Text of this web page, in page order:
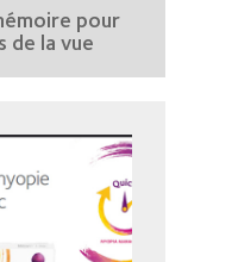
pour
de la vue